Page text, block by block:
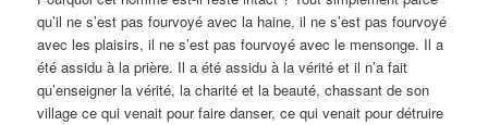
qu’il ne s’est pas fourvoyé avec la haine, il ne s’est pas fourvoyé
avec les plaisirs, il ne s’est pas fourvoyé avec le mensonge. Il a
été assidu à la prière. Il a été assidu à la vérité et il n’a fait
qu’enseigner la vérité, la charité et la beauté, chassant de son
village ce qui venait pour faire danser, ce qui venait pour détruire